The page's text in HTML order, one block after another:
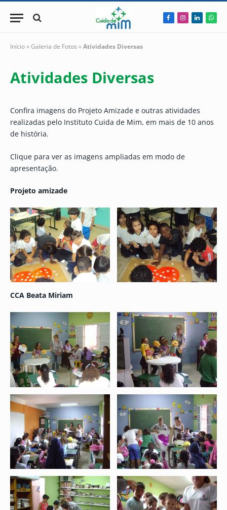
Facebook
Instagram
LinkedIn
Início»Galeria de Fotos »Atividades Diversas
Atividades Diversas
Confira imagens do Projeto Amizade e outras atividades
realizadas pelo Instituto Cuida de Mim, em mais de 10 anos
de história.
Clique para ver as imagens ampliadas em modo de
apresentação.
Projeto amizade
CCA Beata Miriam